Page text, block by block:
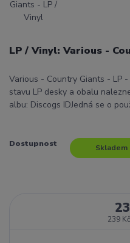
LP / Vinyl: Various -
Various - Country Giants - LP
stavu LP desky a obalu
albu: Discogs IDJedná se o
Dostupnost Skladem
239 Kč